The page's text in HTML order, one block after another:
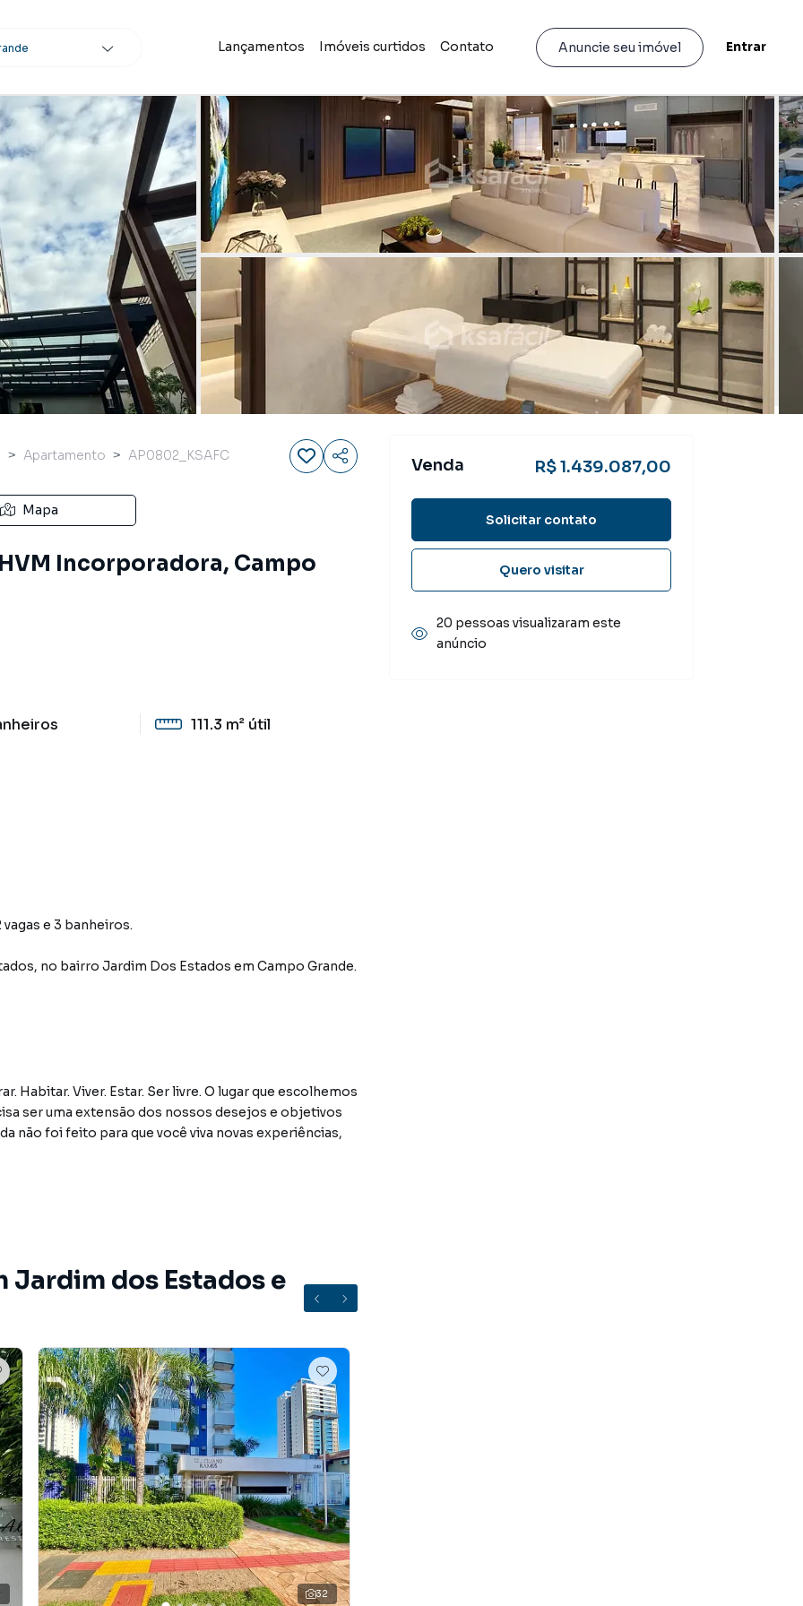
Lançamentos Imóveis curtidos Contato Anuncie seu imóvel Entrar
Apartamento AP0802_KSAFC
Mapa
Incorporadora, Campo
111.3 m² útil
e 3 banheiros.
, no bairro Jardim Dos Estados em Campo Grande.
Habitar. Viver. Estar. Ser livre. O lugar que escolhemos
ser uma extensão dos nossos desejos e objetivos
não foi feito para que você viva novas experiências,
bairro Jardim dos Estados, em Campo Grande. Não
sobre Apartamento em Campo Grande? Entre
3213-4243.
Jardim dos Estados e
32
Venda R$ 1.439.087,00
Solicitar contato
Quero visitar
20 pessoas visualizaram este
anúncio